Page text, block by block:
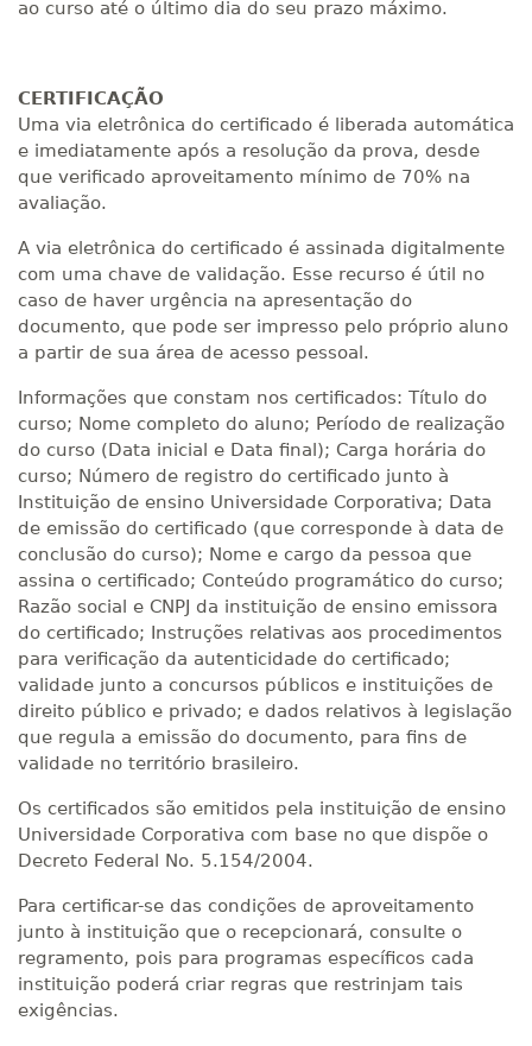
ao curso até o último dia do seu prazo máximo.
CERTIFICAÇÃO
Uma via eletrônica do certificado é liberada automática
e imediatamente após a resolução da prova, desde
que verificado aproveitamento mínimo de 70% na
avaliação.
A via eletrônica do certificado é assinada digitalmente
com uma chave de validação. Esse recurso é útil no
caso de haver urgência na apresentação do
documento, que pode ser impresso pelo próprio aluno
a partir de sua área de acesso pessoal.
Informações que constam nos certificados: Título do
curso; Nome completo do aluno; Período de realização
do curso (Data inicial e Data final); Carga horária do
curso; Número de registro do certificado junto à
Instituição de ensino Universidade Corporativa; Data
de emissão do certificado (que corresponde à data de
conclusão do curso); Nome e cargo da pessoa que
assina o certificado; Conteúdo programático do curso;
Razão social e CNPJ da instituição de ensino emissora
do certificado; Instruções relativas aos procedimentos
para verificação da autenticidade do certificado;
validade junto a concursos públicos e instituições de
direito público e privado; e dados relativos à legislação
que regula a emissão do documento, para fins de
validade no território brasileiro.
Os certificados são emitidos pela instituição de ensino
Universidade Corporativa com base no que dispõe o
Decreto Federal No. 5.154/2004.
Para certificar-se das condições de aproveitamento
junto à instituição que o recepcionará, consulte o
regramento, pois para programas específicos cada
instituição poderá criar regras que restrinjam tais
exigências.